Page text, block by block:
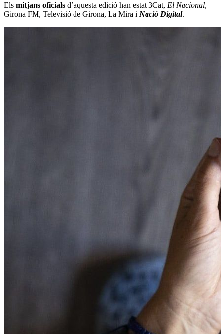
Els mitjans oficials d’aquesta edició han estat 3Cat, El Nacional,
Girona FM, Televisió de Girona, La Mira i Nació Digital.